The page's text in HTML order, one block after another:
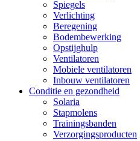
Spiegels
Verlichting
Beregening
Bodembewerking
Opstijghulp
Ventilatoren
Mobiele ventilatoren
Inbouw ventilatoren
Conditie en gezondheid
Solaria
Stapmolens
Trainingsbanden
Verzorgingsproducten